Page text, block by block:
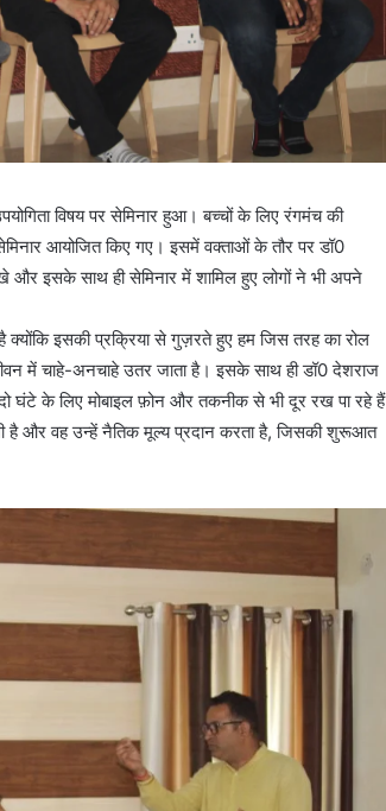
विषय पर सेमिनार हुआ। बच्चों के लिए रंगमंच की
आयोजित किए गए। इसमें वक्ताओं के तौर पर डॉ0
और इसके साथ ही सेमिनार में शामिल हुए लोगों ने भी अपने
इसकी प्रक्रिया से गुज़रते हुए हम जिस तरह का रोल
में चाहे-अनचाहे उतर जाता है। इसके साथ ही डॉ0 देशराज
घंटे के लिए मोबाइल फ़ोन और तकनीक से भी दूर रख पा रहे हैं
है और वह उन्हें नैतिक मूल्य प्रदान करता है, जिसकी शुरूआत